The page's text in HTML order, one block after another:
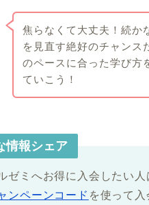
焦らなくて大丈夫！続か
を見直す絶好のチャンス
のペースに合った学び方
ていこう！
情報シェア
ゼミへお得に入会したい人
ンペーンコード を使って入